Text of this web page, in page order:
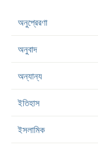
অনুপ্রেরণা
অনুবাদ
অন্যান্য
ইতিহাস
ইসলামিক